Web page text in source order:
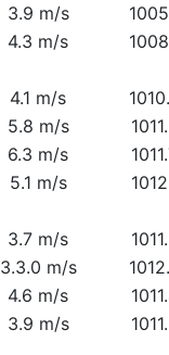
3.9 m/s
4.3 m/s
4.1 m/s
5.8 m/s
6.3 m/s
5.1 m/s
3.7 m/s
3.3.0 m/s
4.6 m/s
3.9 m/s